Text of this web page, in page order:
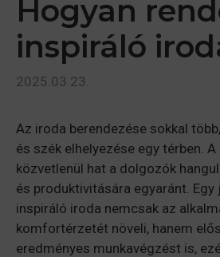
Hogyan
inspiráló
2025.03.23.
Az iroda berendezése sokkal
és szék elhelyezése egy térben.
közvetlenül hat a dolgozók
és produktivitására egyaránt.
inspiráló iroda nemcsak az
komfortérzetét növeli, hanem
eredményes munkavégzést is,